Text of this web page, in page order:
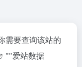
需要查询该站的
""爱站数据